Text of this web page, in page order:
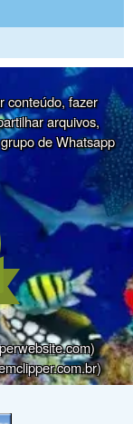
conteúdo, fazer
arquivos,
de Whatsapp